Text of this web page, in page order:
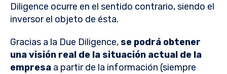
Diligence ocurre en el sentido contrario, siendo el
inversor el objeto de ésta.
Gracias a la Due Diligence,se podrá obtener
una visión real de la situación actual de la
empresa a partir de la información (siempre